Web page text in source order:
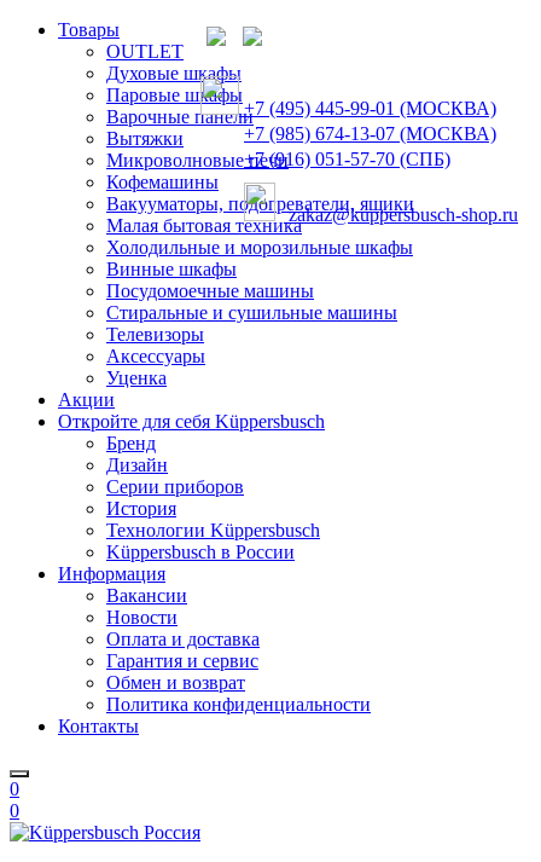
Товары
OUTLET
Духовые шкафы
Паровые шкафы
Варочные панели
Вытяжки
Микроволновые печи
Кофемашины
Вакууматоры, подогреватели, ящики
Малая бытовая техника
Холодильные и морозильные шкафы
Винные шкафы
Посудомоечные машины
Стиральные и сушильные машины
Телевизоры
Аксессуары
Уценка
Акции
Откройте для себя Küppersbusch
Бренд
Дизайн
Серии приборов
История
Технологии Küppersbusch
Küppersbusch в России
Информация
Вакансии
Новости
Оплата и доставка
Гарантия и сервис
Обмен и возврат
Политика конфиденциальности
Контакты
0
0
+7 (495) 445-99-01 (МОСКВА)
+7 (985) 674-13-07 (МОСКВА)
+7 (916) 051-57-70 (СПБ)
zakaz@kuppersbusch-shop.ru